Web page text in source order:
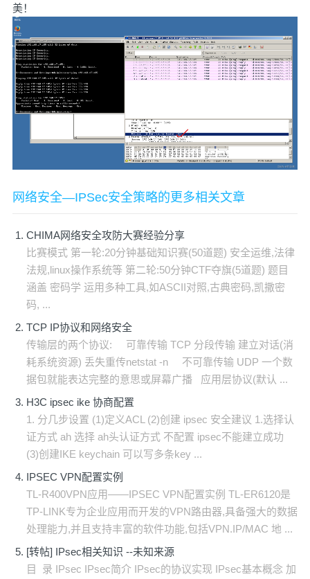
美！
网络安全—IPSec安全策略的更多相关文章
CHIMA网络安全攻防大赛经验分享
比赛模式 第一轮:20分钟基础知识赛(50道题) 安全运维,法律
法规,linux操作系统等 第二轮:50分钟CTF夺旗(5道题) 题目
涵盖 密码学 运用多种工具,如ASCII对照,古典密码,凯撒密
码, ...
TCP IP协议和网络安全
传输层的两个协议: 可靠传输 TCP 分段传输 建立对话(消
耗系统资源) 丢失重传netstat -n 不可靠传输 UDP 一个数
据包就能表达完整的意思或屏幕广播 应用层协议(默认 ...
H3C ipsec ike 协商配置
1. 分几步设置 (1)定义ACL (2)创建 ipsec 安全建议 1.选择认
证方式 ah 选择 ah头认证方式 不配置 ipsec不能建立成功
(3)创建IKE keychain 可以写多条key ...
IPSEC VPN配置实例
TL-R400VPN应用——IPSEC VPN配置实例 TL-ER6120是
TP-LINK专为企业应用而开发的VPN路由器,具备强大的数据
处理能力,并且支持丰富的软件功能,包括VPN.IP/MAC 地 ...
[转帖] IPsec相关知识 --未知来源
目 录 IPsec IPsec简介 IPsec的协议实现 IPsec基本概念 加